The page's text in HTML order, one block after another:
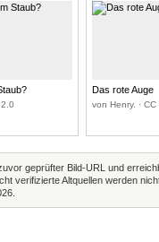
Das rote Auge
von Henry. · CC
geprüfter Bild-URL und
verifizierte Altquellen werden